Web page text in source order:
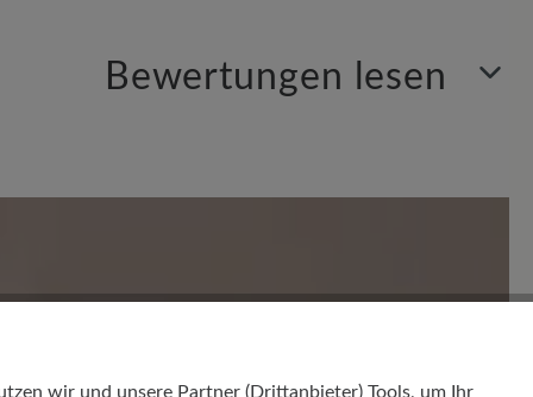
Bewertungen lesen
wir und unsere Partner (Drittanbieter) Tools, um Ihr